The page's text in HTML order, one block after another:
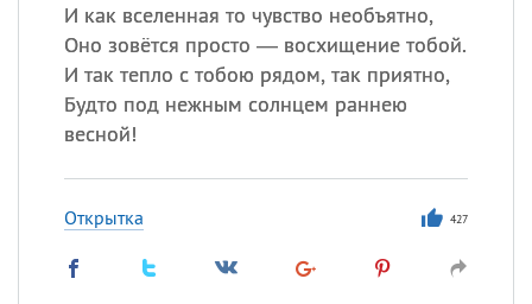
И как вселенная то чувство необъятно,
Оно зовётся просто — восхищение тобой.
И так тепло с тобою рядом, так приятно,
Будто под нежным солнцем раннею
весной!
Открытка 427